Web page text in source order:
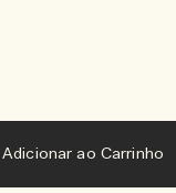
Adicionar ao Carrinho